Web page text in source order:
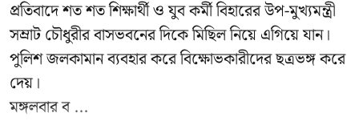
প্রতিবাদে শত শত শিক্ষার্থী ও যুব কর্মী বিহারের উপ-মুখ্যমন্ত্রী
সম্রাট চৌধুরীর বাসভবনের দিকে মিছিল নিয়ে এগিয়ে যান।
পুলিশ জলকামান ব্যবহার করে বিক্ষোভকারীদের ছত্রভঙ্গ করে
দেয়।
মঙ্গলবার ব ...